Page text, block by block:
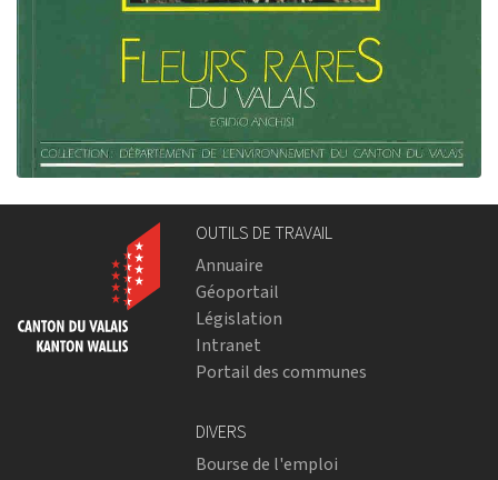
OUTILS DE TRAVAIL
Annuaire
Géoportail
Législation
Intranet
Portail des communes
DIVERS
Bourse de l'emploi